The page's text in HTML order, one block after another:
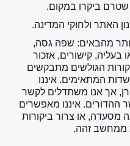
שטרם ביקרו במקום.
האתר ולחוקי המדינה.
יותר מהבאים: שפה גסה,
בעליה, קישורים, אזכור
הגולשים מתבקשים
המתאימים. איננו
אך אנו משתדלים לקשר
ההדורים. איננו מאפשרים
מסעדה, או צרור ביקורות
ממחשב זהה.